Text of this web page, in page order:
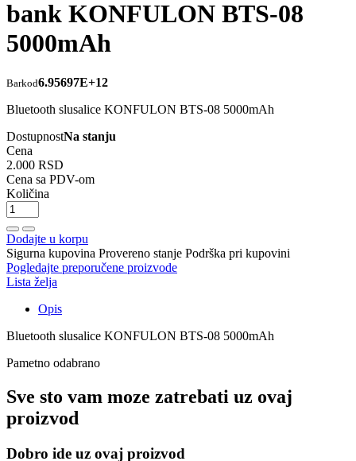
bank KONFULON BTS-08
5000mAh
Barkod6.95697E+12
Bluetooth slusalice KONFULON BTS-08 5000mAh
DostupnostNa stanju
Cena
2.000 RSD
Cena sa PDV-om
Količina
Dodajte u korpu
Sigurna kupovina Provereno stanje Podrška pri kupovini
Pogledajte preporučene proizvode
Lista želja
Opis
Bluetooth slusalice KONFULON BTS-08 5000mAh
Pametno odabrano
Sve sto vam moze zatrebati uz ovaj
proizvod
Dobro ide uz ovaj proizvod